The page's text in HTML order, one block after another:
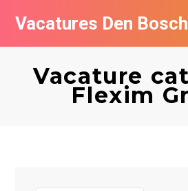
Vacatures Den Bosch
Vacature
Flexim
Vacatures per bedrijf in Den Bosch
De populairste vacatures in Den